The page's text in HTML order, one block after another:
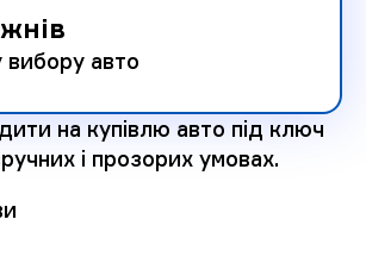
вибору авто
на купівлю авто під ключ
і прозорих умовах.